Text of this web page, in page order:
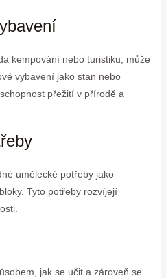
kempování nebo turistiku, může
vybavení jako stan nebo
přežití v přírodě a
umělecké potřeby jako
Tyto potřeby rozvíjejí
jak se učit a zároveň se